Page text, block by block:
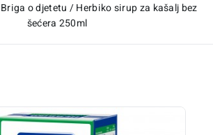
Briga o djetetu /Herbiko sirup za kašalj bez
šećera 250ml